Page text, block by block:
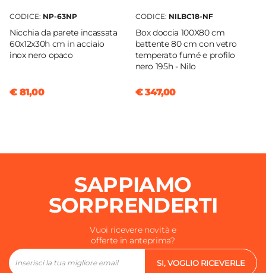
CODICE: NP-63NP
Nicchia da parete incassata
60x12x30h cm in acciaio
inox nero opaco
€ 81,00
CODICE: NILBC18-NF
Box doccia 100X80 cm
battente 80 cm con vetro
temperato fumé e profilo
nero 195h - Nilo
€ 347,00
SAPPIAMO
SORPRENDERTI
Vuoi ricevere novità e
offerte in anteprima?
SI, VOGLIO RICEVERLE